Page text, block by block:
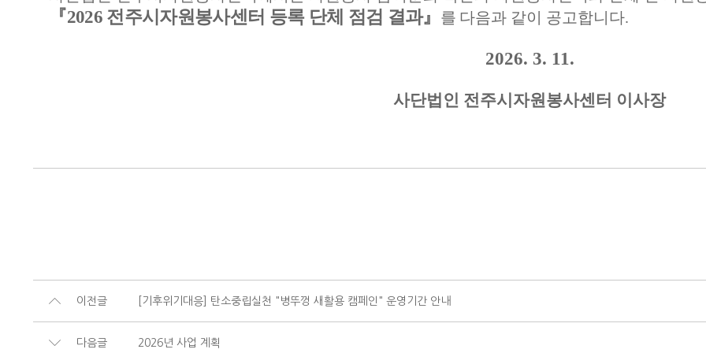
『2026 전주시자원봉사센터 등록 단체 점검 결과』 를 다음과 같이 공고합니다.
2026. 3. 11.
사단법인 전주시자원봉사센터 이사장
이전글 [기후위기대응] 탄소중립실천 "병뚜껑 새활용 캠페인" 운영기간 안내
다음글 2026년 사업 계획